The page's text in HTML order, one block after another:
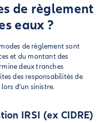
de règlement
eaux ?
de règlement sont
et du montant des
deux tranches
des responsabilités de
d’un sinistre.
IRSI (ex CIDRE)